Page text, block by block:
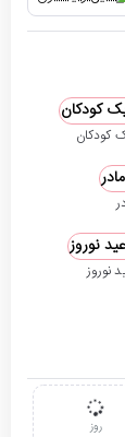
روز
کودکان
نوروز